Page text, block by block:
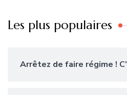
Les plus populaires
Arrêtez de faire régime !